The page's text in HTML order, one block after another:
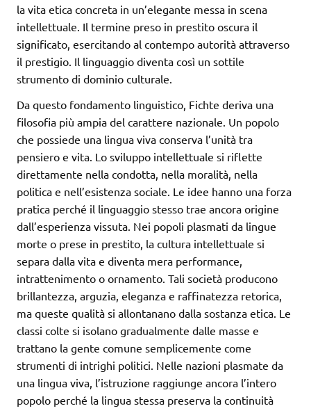
la vita etica concreta in un’elegante messa in scena
intellettuale. Il termine preso in prestito oscura il
significato, esercitando al contempo autorità attraverso
il prestigio. Il linguaggio diventa così un sottile
strumento di dominio culturale.
Da questo fondamento linguistico, Fichte deriva una
filosofia più ampia del carattere nazionale. Un popolo
che possiede una lingua viva conserva l’unità tra
pensiero e vita. Lo sviluppo intellettuale si riflette
direttamente nella condotta, nella moralità, nella
politica e nell’esistenza sociale. Le idee hanno una forza
pratica perché il linguaggio stesso trae ancora origine
dall’esperienza vissuta. Nei popoli plasmati da lingue
morte o prese in prestito, la cultura intellettuale si
separa dalla vita e diventa mera performance,
intrattenimento o ornamento. Tali società producono
brillantezza, arguzia, eleganza e raffinatezza retorica,
ma queste qualità si allontanano dalla sostanza etica. Le
classi colte si isolano gradualmente dalle masse e
trattano la gente comune semplicemente come
strumenti di intrighi politici. Nelle nazioni plasmate da
una lingua viva, l’istruzione raggiunge ancora l’intero
popolo perché la lingua stessa preserva la continuità